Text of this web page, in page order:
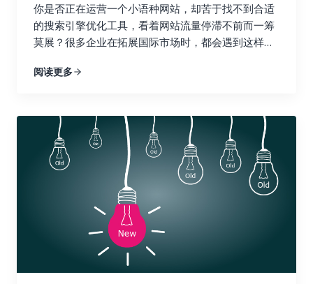
的认可，搜索引擎又该如何判断你的网站的价值和可
信度呢？ 二、Ahrefs：全能型搜索引擎优化工具，挖
掘链接宝藏 Ahrefs 就像一位经验丰富的侦探，拥有
的链接策略，发现潜在的链接机会，并制定更有效的
站审核，Ahrefs 都能帮你轻松搞定，让你在搜索引擎
优化的战场上运筹帷幄，决胜千里。它可以帮助你了
解你的网站在哪些方面需要改进，以及如何更好地优
化你的网站以获得更高的排名和更多的流量。 1. 竞争
对手分析：知己知彼，百战不殆 使用 Ahrefs 的网站
分析功能，只需输入竞争对手的域名，即可全面了解
他们的反向链接情况。你可以分析他们的链接来源、
链接类型、锚文本等等，从中学习他们的成功经验，
并找到可以借鉴的链接建设策略。更重要的是，你可
你是否正在运营一个小语种网站，却苦于找不到合适
的搜索引擎优化工具，看着网站流量停滞不前而一筹
莫展？很多企业在拓展国际市场时，都会遇到这样的
球化的浪潮下，越来越多的企业开始将目光投向海外
搜索引擎优化工具，就像找到了一把打开国际市场大
门的金钥匙，能够帮助你的网站在全球范围内获得更
高的曝光率和流量。有效的搜索引擎优化策略可以帮
助你吸引目标用户，提升品牌知名度，最终带来更高
的转化率和收益。 这篇文章将为你揭秘一系列强大且
高效的小语种搜索引擎优化工具。我们会深入探讨每
一种工具的功能和优势，并提供一些实际操作的建
议，帮助你克服语言障碍，精准定位目标用户，让你
的网站在国际竞争中脱颖而出，最终实现业务的蓬勃
发展。做好准备，一起开启小语种搜索引擎优化的奇
阅读更多